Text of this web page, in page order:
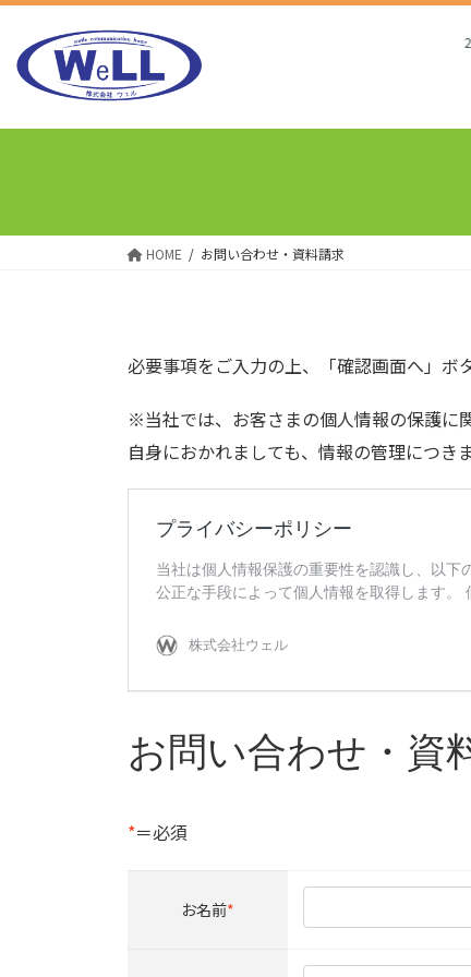
コ
ナ
HOME お問い合わせ・資料請求
必要事項をご入力の上、「確認画面へ」ボ
※当社では、お客さまの個人情報の保護に
自身におかれましても、情報の管理につき
お問い合わせ・資
*＝必須
お名前*